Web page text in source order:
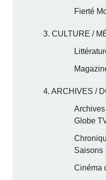
Fierté
3. CULTURE /
4. ARCHIVES /
Globe
Saisons
Cinéma